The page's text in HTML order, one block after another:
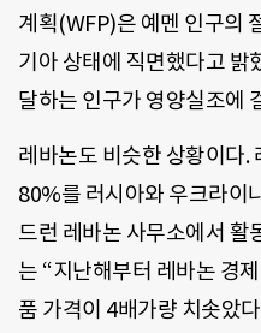
계획(WFP)은 예멘 인구의
기아 상태에 직면했다고 밝
달하는 인구가 영양실조에
레바논도 비슷한 상황이다.
80%를 러시아와 우크라이
드런 레바논 사무소에서 활
는 “지난해부터 레바논 경
품 가격이 4배가량 치솟았